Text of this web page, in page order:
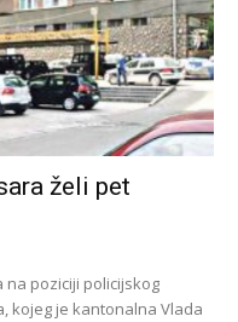
želi pet
na poziciji policijskog
kojeg je kantonalna Vlada